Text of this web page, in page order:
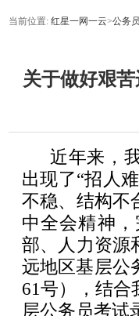
当前位置: 红星一网一云>公务
关于做好艰
近年来，
出现了“招人
不稳、结构不
中全会精神
部、人力资源
远地区基层公
61号），结合
层公务员考试